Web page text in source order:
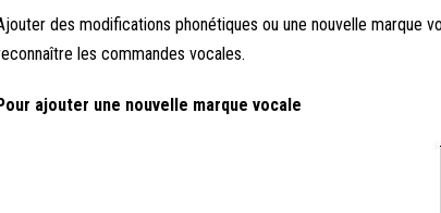
des modifications phonétiques ou une nouvelle marque
les commandes vocales.
ajouter une nouvelle marque vocale